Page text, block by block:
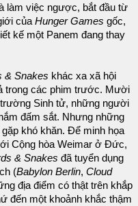
làm việc ngược, bắt đầu từ
của Hunger Games gốc,
kế một Panem đang thay
& Snakes khác xa xã hội
trong các phim trước. Mười
Sinh tử, những người
đấm sắt. Nhưng những
khó khăn. Để minh họa
Cộng hòa Weimar ở Đức,
& Snakes đã tuyển dụng
(Babylon Berlin, Cloud
địa điểm có thật trên khắp
đến một khoảnh khắc thậm